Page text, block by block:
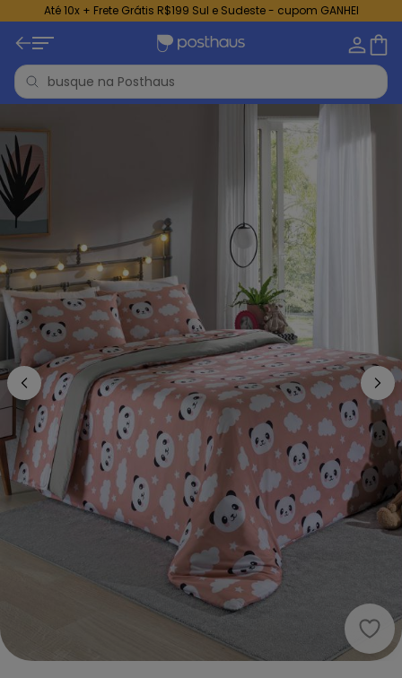
Até 10x + Frete Grátis R$199 Sul e Sudeste - cupom GANHEI